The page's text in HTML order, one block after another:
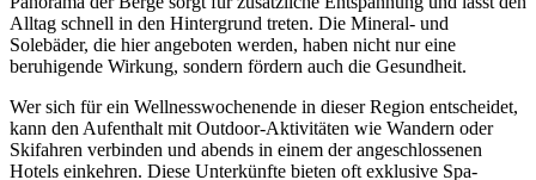
Alltag schnell in den Hintergrund treten. Die Mineral- und
Solebäder, die hier angeboten werden, haben nicht nur eine
beruhigende Wirkung, sondern fördern auch die Gesundheit.
Wer sich für ein Wellnesswochenende in dieser Region entscheidet,
kann den Aufenthalt mit Outdoor-Aktivitäten wie Wandern oder
Skifahren verbinden und abends in einem der angeschlossenen
Hotels einkehren. Diese Unterkünfte bieten oft exklusive Spa-